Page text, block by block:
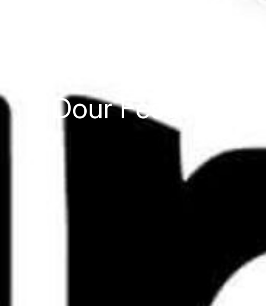
Dour Festival